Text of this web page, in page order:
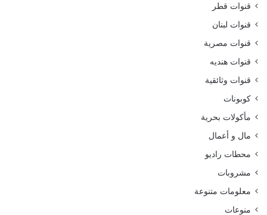
قنوات قطر
قنوات لبنان
قنوات مصرية
قنوات هنديه
قنوات وثائقية
كوبونات
مأكولات بحرية
مال و أعمال
محطات راديو
مشروبات
معلومات متنوعة
منوعات